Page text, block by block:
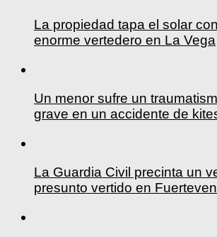
La propiedad tapa el solar
enorme vertedero en La Vega
Un menor sufre un
grave en un accidente de
La Guardia Civil precinta un
presunto vertido en